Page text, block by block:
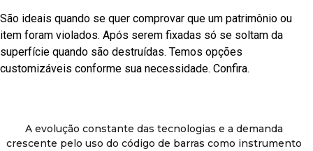
São ideais quando se quer comprovar que um patrimônio ou
item foram violados. Após serem fixadas só se soltam da
superfície quando são destruídas. Temos opções
customizáveis conforme sua necessidade. Confira.
A evolução constante das tecnologias e a demanda
crescente pelo uso do código de barras como instrumento